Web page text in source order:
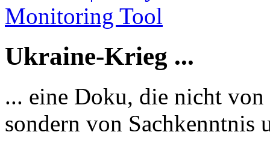
Ukraine-Krieg ...
... eine Doku, die nicht
sondern von Sachkenntnis